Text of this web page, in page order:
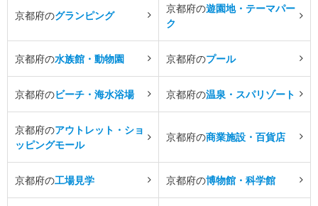
京都府のグランピング
京都府の遊園地・テーマパー
ク
京都府の水族館・動物園 京都府のプール
京都府のビーチ・海水浴場 京都府の温泉・スパリゾート
京都府のアウトレット・ショ
ッピングモール
京都府の商業施設・百貨店
京都府の工場見学 京都府の博物館・科学館